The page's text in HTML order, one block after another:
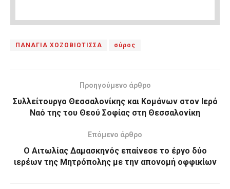
ΠΑΝΑΓΙΑ ΧΟΖΟΒΙΩΤΙΣΣΑ σύρος
Προηγούμενο άρθρο
Συλλείτουργο Θεσσαλονίκης και Κομάνων στον Ιερό
Ναό της του Θεού Σοφίας στη Θεσσαλονίκη
Επόμενο άρθρο
Ο Αιτωλίας Δαμασκηνός επαίνεσε το έργο δύο
ιερέων της Μητρόπολης με την απονομή οφφικίων